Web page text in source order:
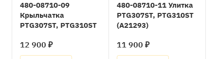
480-08710-09
Крыльчатка
PTG307ST, PTG310ST
12 900 ₽
480-08710-11 Улитка
PTG307ST, PTG310ST
(A21293)
11 900 ₽